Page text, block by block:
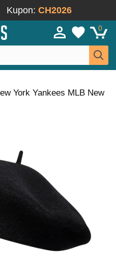
Kupon: CH2026
0
York Yankees MLB New